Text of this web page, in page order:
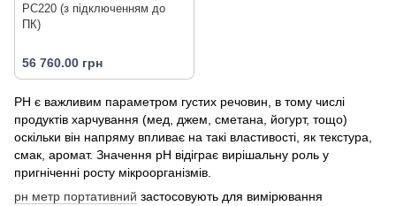
PC220 (з підключенням до
ПК)
56 760.00 грн
РН є важливим параметром густих речовин, в тому числі
продуктів харчування (мед, джем, сметана, йогурт, тощо)
оскільки він напряму впливає на такі властивості, як текстура,
смак, аромат. Значення рН відіграє вирішальну роль у
пригніченні росту мікроорганізмів.
рн метр портативний застосовують для вимірювання